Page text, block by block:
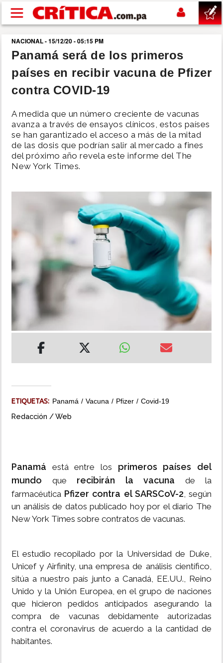
Pasar al contenido principal
buscar
SUCESOS
POLÍTICA
SHOW
INSÓLITAS
MULTIMEDIA
IMPRESO
NACIONAL - 15/12/20 - 05:15 PM
Panamá será de los primeros
países en recibir vacuna de Pfizer
contra COVID-19
A medida que un número creciente de vacunas
avanza a través de ensayos clínicos, estos países
se han garantizado el acceso a más de la mitad
de las dosis que podrían salir al mercado a fines
del próximo año revela este informe del The
New York Times.
ETIQUETAS: Panamá Vacuna Pfizer Covid-19
Redacción / Web
Panamá está entre los primeros países del
mundo que recibirán la vacuna de la
farmacéutica Pfizer contra el SARSCoV-2, según
un análisis de datos publicado hoy por el diario The
New York Times sobre contratos de vacunas.
El estudio recopilado por la Universidad de Duke,
Unicef y Airfinity, una empresa de análisis científico,
sitúa a nuestro país junto a Canadá, EE.UU., Reino
Unido y la Unión Europea, en el grupo de naciones
que hicieron pedidos anticipados asegurando la
compra de vacunas debidamente autorizadas
contra el coronavirus de acuerdo a la cantidad de
habitantes.